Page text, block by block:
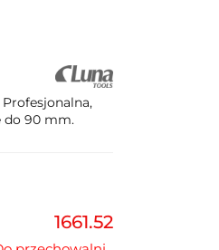
do 90 mm.
1661.52